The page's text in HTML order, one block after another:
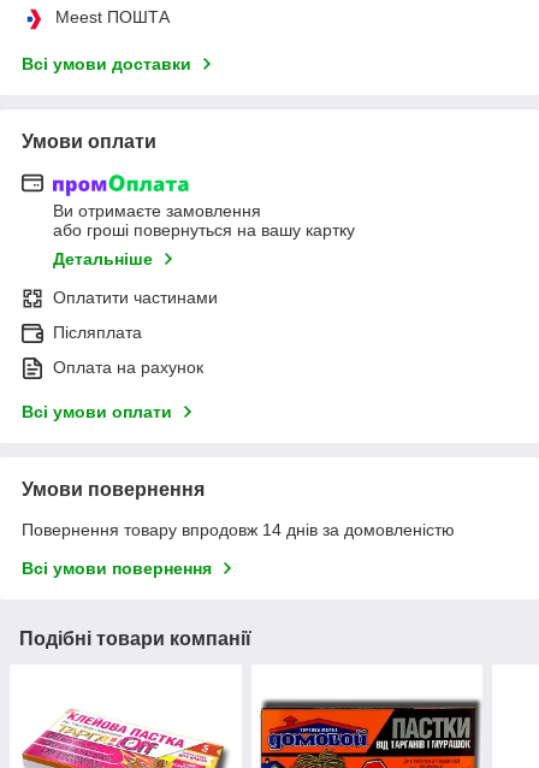
Meest ПОШТА
Всі умови доставки
Умови оплати
Ви отримаєте замовлення
або гроші повернуться на вашу картку
Детальніше
Оплатити частинами
Післяплата
Оплата на рахунок
Всі умови оплати
Умови повернення
Повернення товару впродовж 14 днів за домовленістю
Всі умови повернення
Подібні товари компанії